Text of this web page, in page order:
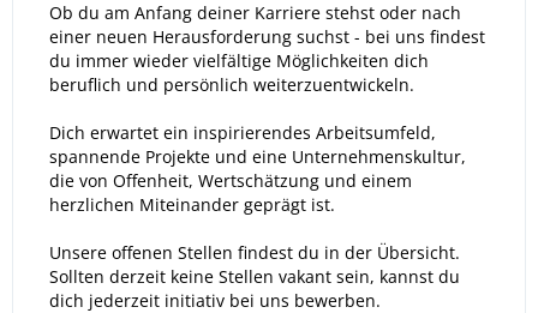
Ob du am Anfang deiner Karriere stehst oder nach
einer neuen Herausforderung suchst - bei uns findest
du immer wieder vielfältige Möglichkeiten dich
beruflich und persönlich weiterzuentwickeln.
Dich erwartet ein inspirierendes Arbeitsumfeld,
spannende Projekte und eine Unternehmenskultur,
die von Offenheit, Wertschätzung und einem
herzlichen Miteinander geprägt ist.
Unsere offenen Stellen findest du in der Übersicht.
Sollten derzeit keine Stellen vakant sein, kannst du
dich jederzeit initiativ bei uns bewerben.